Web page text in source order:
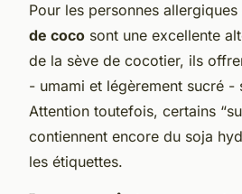
Pour les personnes
de coco sont une excellente
de la sève de cocotier, ils
- umami et légèrement sucré -
Attention toutefois, certains
contiennent encore du soja
les étiquettes.